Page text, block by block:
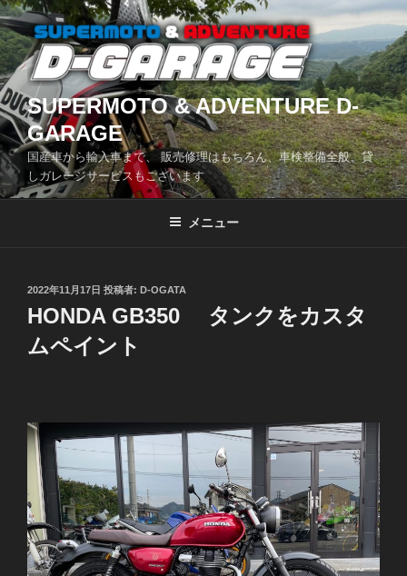
コ
ン
テ
ン
ツ
へ
ス
キ
ッ
SUPERMOTO & ADVENTURE D-
GARAGE
国産車から輸入車まで、 販売修理はもちろん、車検整備全般、貸
しガレージサービスもございます
メニュー
投
稿
日:
2022年11月17日 投稿者: D-OGATA
HONDA GB350 タンクをカスタ
ムペイント